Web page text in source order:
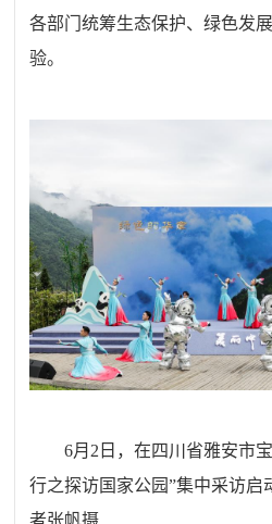
各部门统筹生态保护、绿色发
验。
6月2日，在四川省雅安市
行之探访国家公园”集中采访启
者张帆摄